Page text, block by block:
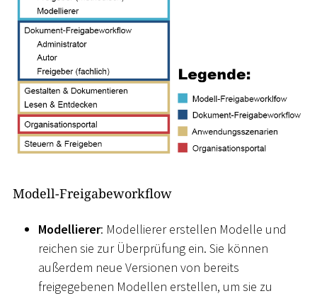
Modell-Freigabeworkflow
Modellierer: Modellierer erstellen Modelle und
reichen sie zur Überprüfung ein. Sie können
außerdem neue Versionen von bereits
freigegebenen Modellen erstellen, um sie zu